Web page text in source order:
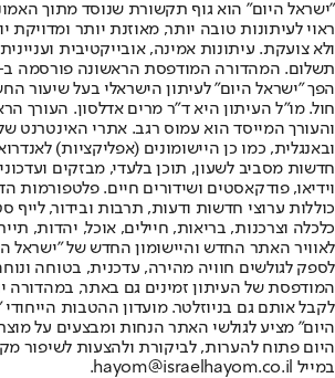
"ישראל היום" הוא גוף תקשורת שנוסד מתוך
ראוי לעיתונות טובה יותר, מאוזנת יותר ומדויקת
ולא צועקת. עיתונות אמינה, אובייקטיבית
הפך "ישראל היום" לעיתון הישראלי בעל שיעור
חול. מו"ל העיתון היא ד"ר מרים אדלסון. העורך
והעורך המייסד הוא עמוס רגב. אתרי האינטרנט
חדשות מסביב לשעון, תוכן בלעדי, מבזקים
וידיאו, פודקאסטים ושידורים חיים. פלטפורמות
כוללות ערוצי חדשות ודעות, תרבות ובידור, לייף
לאוויר האתר החדש והיישומון החדש של "ישראל
לספק לגולשים חוויה מהירה, עדכנית, בטוחה
המודפסת של העיתון זמינים גם באתר, במהדורה
לקבל אותם גם בניוזלטר. מועדון ההטבות
היום" מציע לגולשי האתר הנחות ומבצעים על
היום פתוח להערות, לביקורת ולהצעות לשיפור
במייל hayom@israelhayom.co.il.